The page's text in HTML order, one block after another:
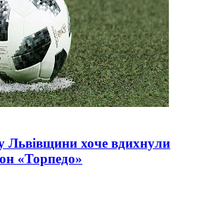
Львівщини хоче вдихнули
«Торпедо»